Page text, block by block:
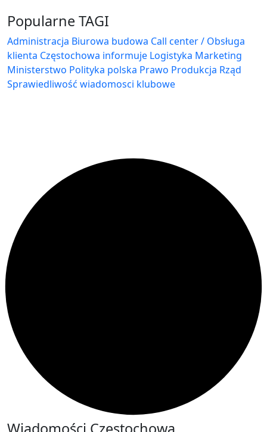
Popularne TAGI
Administracja Biurowa budowa Call center / Obsługa
klienta Częstochowa informuje Logistyka Marketing
Ministerstwo Polityka polska Prawo Produkcja Rząd
Sprawiedliwość wiadomosci klubowe